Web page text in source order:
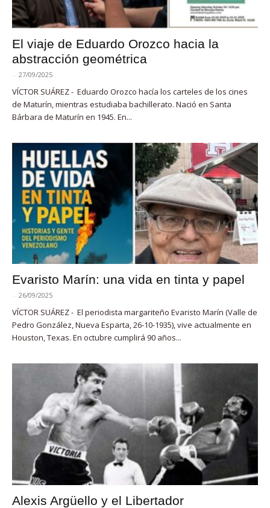
El viaje de Eduardo Orozco hacia la
abstracción geométrica
- 27/09/2025
VÍCTOR SUÁREZ - Eduardo Orozco hacía los carteles de los cines
de Maturín, mientras estudiaba bachillerato. Nació en Santa
Bárbara de Maturín en 1945. En...
Evaristo Marín: una vida en tinta y papel
- 26/09/2025
VÍCTOR SUÁREZ - El periodista margariteño Evaristo Marín (Valle de
Pedro González, Nueva Esparta, 26-10-1935), vive actualmente en
Houston, Texas. En octubre cumplirá 90 años...
Alexis Argüello y el Libertador